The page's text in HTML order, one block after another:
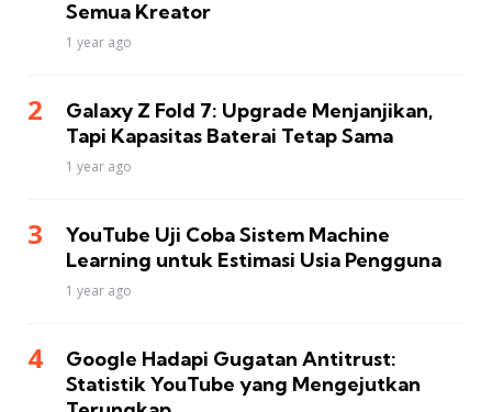
Semua Kreator
1 year ago
Galaxy Z Fold 7: Upgrade Menjanjikan,
Tapi Kapasitas Baterai Tetap Sama
1 year ago
YouTube Uji Coba Sistem Machine
Learning untuk Estimasi Usia Pengguna
1 year ago
Google Hadapi Gugatan Antitrust:
Statistik YouTube yang Mengejutkan